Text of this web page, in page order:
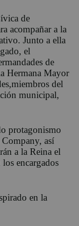
de
acompañar a la
Junto a ella
el
de
Hermana Mayor
miembros del
municipal,
protagonismo
así
a la Reina el
encargados
en la